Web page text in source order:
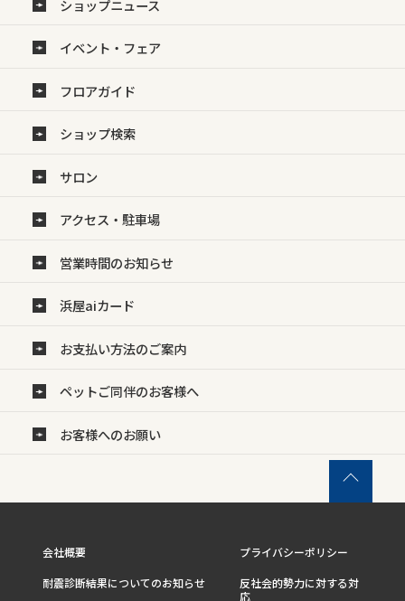
ショップニュース
イベント・フェア
フロアガイド
ショップ検索
サロン
アクセス・駐車場
営業時間のお知らせ
浜屋aiカード
お支払い方法のご案内
ペットご同伴のお客様へ
お客様へのお願い
会社概要
プライバシーポリシー
耐震診断結果についてのお知らせ
反社会的勢力に対する対
応